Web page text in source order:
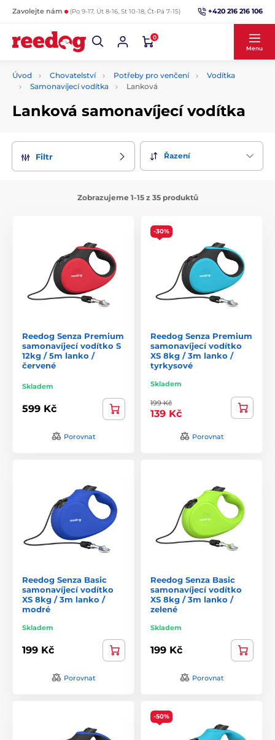
Zavolejte nám (Po 9-17, Út 8-16, St 10-18, Čt-Pá 7-15) +420 216 216 106
0
Menu
Úvod Chovatelství Potřeby pro venčení
Vodítka
Samonavíjecí vodítka
Lanková
Lanková samonavíjecí vodítka
Filtr Řazení
Zobrazujeme 1-15 z 35 produktů
Reedog Senza Premium
samonavíjecí vodítko S
12kg / 5m lanko /
červené
Skladem
599 Kč
Porovnat
-30%
Reedog Senza Premium
samonavíjecí vodítko
XS 8kg / 3m lanko /
tyrkysové
Skladem
199 Kč
139 Kč
Porovnat
Reedog Senza Basic
samonavíjecí vodítko
XS 8kg / 3m lanko /
modré
Skladem
199 Kč
Porovnat
Reedog Senza Basic
samonavíjecí vodítko
XS 8kg / 3m lanko /
zelené
Skladem
199 Kč
Porovnat
-50%